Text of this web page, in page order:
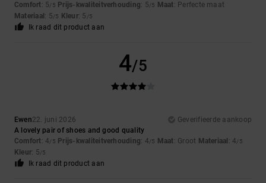
Comfort: 5/5 Prijs-kwaliteitverhouding: 5/5 Maat: Perfecte maat
Materiaal : 5/5 Kleur: 5 /5
Ik raad dit product aan
4/5
Ewen22. juni 2026
Geverifieerde aankoop
A lovely pair of shoes and good quality
Comfort: 4/5 Prijs-kwaliteitverhouding: 4/5 Maat: Groot Materiaal : 4/5
Kleur: 5/5
Ik raad dit product aan